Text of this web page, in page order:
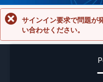
サインイン要求で問題が
い合わせください。